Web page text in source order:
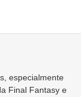
especialmente
Final Fantasy e